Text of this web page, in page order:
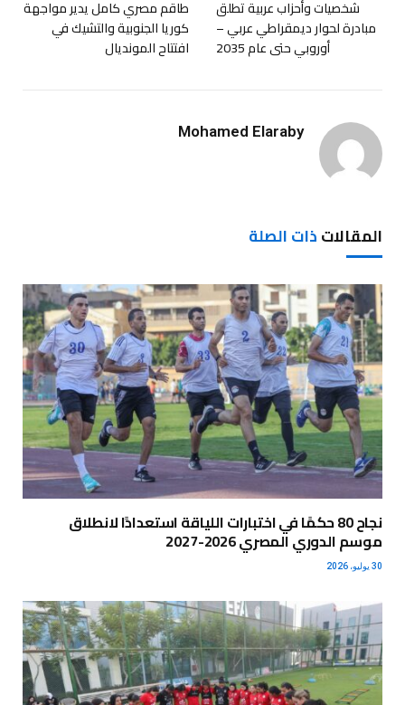
شخصيات وأحزاب عربية تطلق
مبادرة لحوار ديمقراطي عربي –
أوروبي حتى عام 2035
طاقم مصري كامل يدير مواجهة
كوريا الجنوبية والتشيك في
افتتاح المونديال
Mohamed Elaraby
المقالاتذات الصلة
نجاح 80 حكمًا في اختبارات اللياقة استعدادًا لانطلاق
موسم الدوري المصري 2026-2027
30 يوليو، 2026